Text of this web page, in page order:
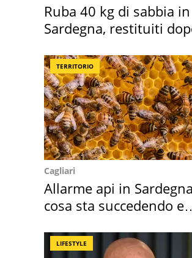
Ruba 40 kg di sabbia in
Sardegna, restituiti
TERRITORIO
Cagliari
Allarme api in
cosa sta succedendo e
LIFESTYLE